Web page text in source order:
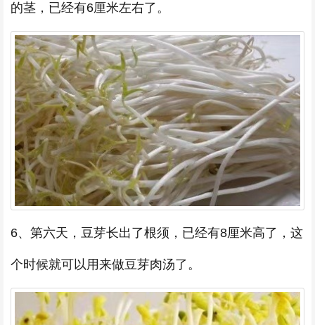
的茎，已经有6厘米左右了。
6、第六天，豆芽长出了根须，已经有8厘米高了，这
个时候就可以用来做豆芽肉汤了。